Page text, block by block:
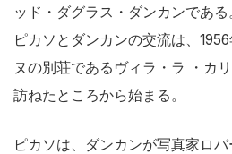
ッド・ダグラス・ダンカンである
ピカソとダンカンの交流は、
ヌの別荘であるヴィラ・ラ ・カ
訪ねたところから始まる。
ピカソは、ダンカンが写真家ロ